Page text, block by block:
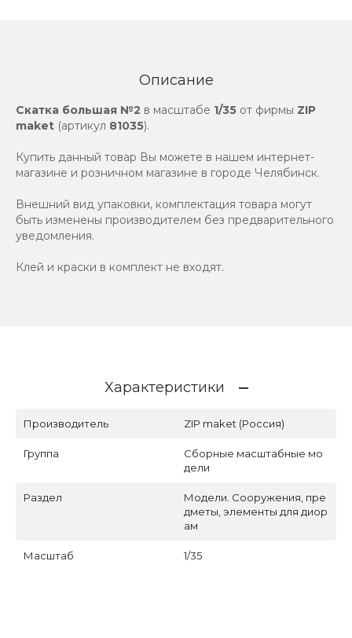
Описание
Скатка большая №2 в масштабе 1/35 от фирмы ZIP
maket (артикул 81035).
Купить данный товар Вы можете в нашем интернет-
магазине и розничном магазине в городе Челябинск.
Внешний вид упаковки, комплектация товара могут
быть изменены производителем без предварительного
уведомления.
Клей и краски в комплект не входят.
Характеристики
Производитель ZIP maket (Россия)
Группа
Сборные масштабные мо
дели
Раздел
Модели. Сооружения, пре
дметы, элементы для диор
ам
Масштаб 1/35